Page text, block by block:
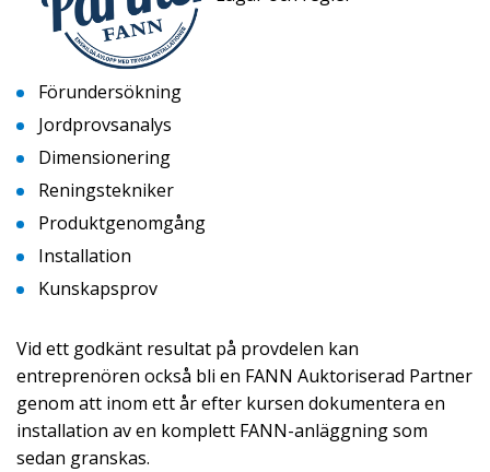
Förundersökning
Jordprovsanalys
Dimensionering
Reningstekniker
Produktgenomgång
Installation
Kunskapsprov
Vid ett godkänt resultat på provdelen kan
entreprenören också bli en FANN Auktoriserad Partner
genom att inom ett år efter kursen dokumentera en
installation av en komplett FANN-anläggning som
sedan granskas.